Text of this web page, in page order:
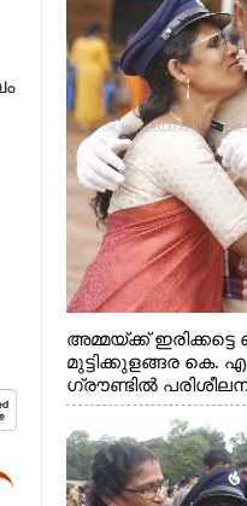
അമ്മയ്ക്ക് ഇരിക്കട്ടെ
മുട്ടിക്കുളങ്ങര കെ.
ഗ്രൗണ്ടിൽ